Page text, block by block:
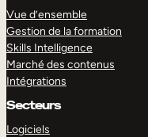
Vue d’ensemble
Gestion de la formation
Skills Intelligence
Marché des contenus
Intégrations
Secteurs
Logiciels